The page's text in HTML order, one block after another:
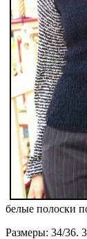
белые полоски
Размеры: 34/36.